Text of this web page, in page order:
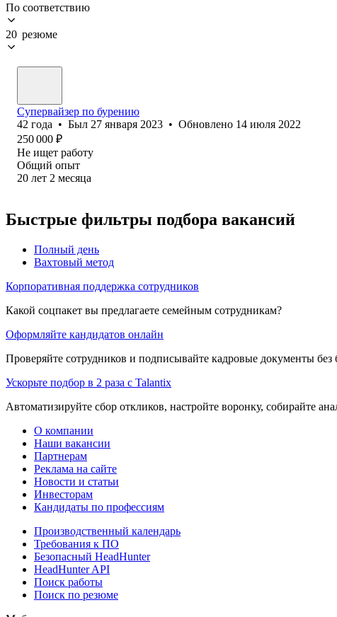
По соответствию
20 резюме
Супервайзер по бурению
42 года • Был 27 января 2023 • Обновлено 14 июля 2022
250 000 ₽
Не ищет работу
Общий опыт
20 лет 2 месяца
Быстрые фильтры подбора вакансий
Полный день
Вахтовый метод
Корпоративная поддержка сотрудников
Какой соцпакет вы предлагаете семейным сотрудникам?
Оформляйте кандидатов онлайн
Проверяйте сотрудников и подписывайте кадровые документы без
Ускорьте подбор в 2 раза с Talantix
Автоматизируйте сбор откликов, настройте воронку, собирайте
О компании
Наши вакансии
Партнерам
Реклама на сайте
Новости и статьи
Инвесторам
Кандидаты по профессиям
Производственный календарь
Требования к ПО
Безопасный HeadHunter
HeadHunter API
Поиск работы
Поиск по резюме